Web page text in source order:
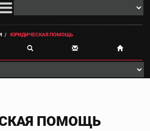
ЮРИДИЧЕСКАЯ ПОМОЩЬ
ПОМОЩЬ